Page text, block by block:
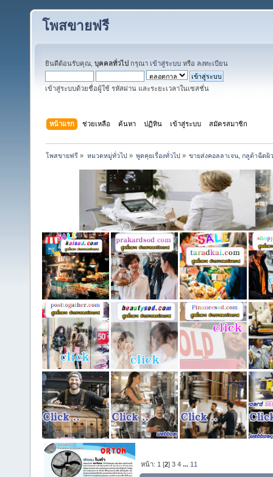
โพสขายฟรี
ยินดีต้อนรับคุณ, บุคคลทั่วไป กรุณา เข้าสู่ระบบ หรือ ลงทะเบียน
เข้าสู่ระบบด้วยชื่อผู้ใช้ รหัสผ่าน และระยะเวลาในเซสชั่น
หน้าแรก ช่วยเหลือ ค้นหา ปฏิทิน เข้าสู่ระบบ สมัครสมาชิก
โพสขายฟรี » หมวดหมู่ทั่วไป» พูดคุยเรื่องทั่วไป» ขายส่งคอลลาเจน, กลูต้าฉีดผิ
หน้า: 1 [2]3 4 ... 11